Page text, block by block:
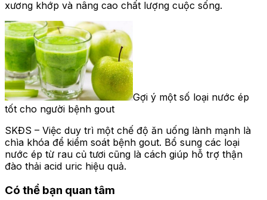
xương khớp và nâng cao chất lượng cuộc sống.
Gợi ý một số loại nước ép
tốt cho người bệnh gout
SKĐS – Việc duy trì một chế độ ăn uống lành mạnh là
chìa khóa để kiểm soát bệnh gout. Bổ sung các loại
nước ép từ rau củ tươi cũng là cách giúp hỗ trợ thận
đào thải acid uric hiệu quả.
Có thể bạn quan tâm